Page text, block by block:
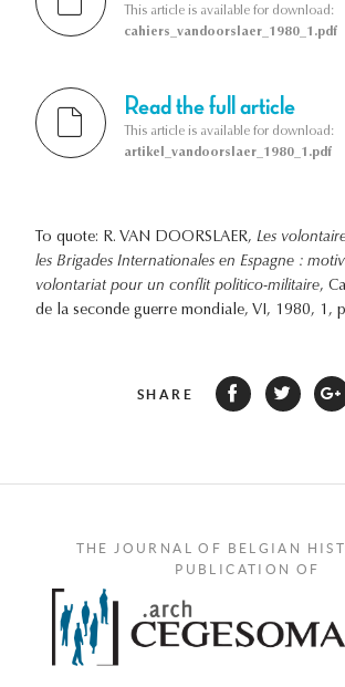
This article is available for download:
cahiers_vandoorslaer_1980_1.pdf
Read the full article
This article is available for download:
artikel_vandoorslaer_1980_1.pdf
To quote: R. VAN DOORSLAER, Les
les Brigades Internationales en Espagne :
volontariat pour un conflit politico-militaire,
de la seconde guerre mondiale, VI, 1980, 1,
SHARE
THE JOURNAL OF BELGIAN
PUBLICATION OF